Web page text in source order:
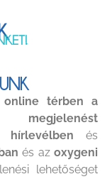
online térben a
megjelenést
hírlevélben és
és azoxygeni
lehetőséget